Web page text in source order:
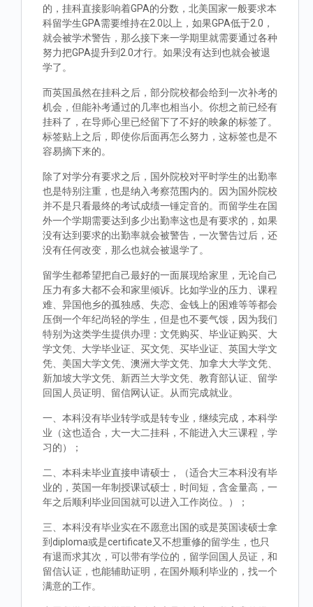
的，挂科直接影响着GPA的分数，北美国家一般要求本
科留学生GPA需要维持在2.0以上，如果GPA低于2.0，
就会被学术警告，那么接下来一学期里就需要通过各种
努力把GPA提升到2.0才行。如果没有达到也就会被退
学了。
而英国虽然在挂科之后，部分院校都会给到一次补考的
机会，但能补考通过的几率也相当小。你想之前已经有
挂科了，在导师心里已经留下了不好的映象的标签了。
标签贴上之后，即使你后面再怎么努力，这标签也是不
容易摘下来的。
除了对学分有要求之后，国外院校对平时学生的出勤率
也是特别注重，也是纳入考察范围内的。因为国外院校
并不是只看最终的考试成绩一锤定音的。而留学生在国
外一个学期需要达到多少出勤率这也是有要求的，如果
没有达到要求的出勤率就会被警告，一次警告过后，还
没有任何改变，那么也就会被退学了。
留学生都希望把自己最好的一面展现给家里，无论自己
压力有多大都不会和家里倾诉。比如学业的压力、课程
难、异国他乡的孤独感、失恋、金钱上的困难等等都会
压倒一个年纪尚轻的学生，但是也不要气馁，因为我们
特别为这类学生提供办理：文凭购买、毕业证购买、大
学文凭、大学毕业证、买文凭、买毕业证、英国大学文
凭、美国大学文凭、澳洲大学文凭、加拿大大学文凭、
新加坡大学文凭、新西兰大学文凭、教育部认证、留学
回国人员证明、留信网认证。从而完成就业。
一、本科没有毕业转学或是转专业，继续完成，本科学
业（这也适合，大一大二挂科，不能进入大三课程，学
习的）；
二、本科未毕业直接申请硕士，（适合大三本科没有毕
业的，英国一年制授课试硕士，时间短，含金量高，一
年之后顺利毕业回国就可以进入工作岗位。）；
三、本科没有毕业实在不愿意出国的或是英国读硕士拿
到diploma或是certificate又不想重修的留学生，也只
有退而求其次，可以带有学位的，留学回国人员证，和
留信认证，也能辅助证明，在国外顺利毕业的，找一个
满意的工作。